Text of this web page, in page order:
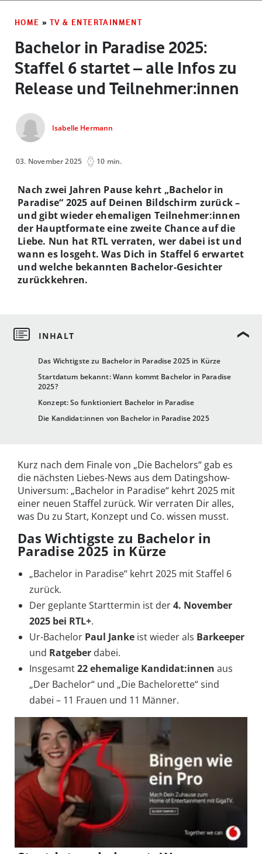
HOME » TV & ENTERTAINMENT
Bachelor in Paradise 2025:
Staffel 6 startet – alle Infos zu
Release und Teilnehmer:innen
Isabelle Hermann
03. November 2025 10 min.
Das Wichtigste zu Bachelor in Paradise 2025 in Kürze
Startdatum bekannt: Wann kommt Bachelor in Paradise
2025?
Konzept: So funktioniert Bachelor in Paradise
Die Kandidat:innen von Bachelor in Paradise 2025
Nach zwei Jahren Pause kehrt „Bachelor in
Paradise“ 2025 auf Deinen Bildschirm zurück –
und gibt wieder ehemaligen Teilnehmer:innen
der Hauptformate eine zweite Chance auf die
Liebe. Nun hat RTL verraten, wer dabei ist und
wann es losgeht. Was Dich in Staffel 6 erwartet
und welche bekannten Bachelor-Gesichter
zurückkehren.
Kurz nach dem Finale von „Die Bachelors“ gab es
die nächsten Liebes-News aus dem Datingshow-
Universum: „Bachelor in Paradise“ kehrt 2025 mit
einer neuen Staffel zurück. Wir verraten Dir alles,
was Du zu Start, Konzept und Co. wissen musst.
Das Wichtigste zu Bachelor in
Paradise 2025 in Kürze
„Bachelor in Paradise“ kehrt 2025 mit Staffel 6
zurück.
Der geplante Starttermin ist der4. November
2025 bei RTL+.
Ur-Bachelor Paul Janke ist wieder als Barkeeper
und Ratgeber dabei.
Insgesamt22 ehemalige Kandidat:innen aus
„Der Bachelor“ und „Die Bachelorette“ sind
dabei – 11 Frauen und 11 Männer.